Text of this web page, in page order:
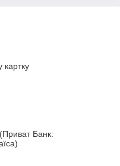
картку
Банк: